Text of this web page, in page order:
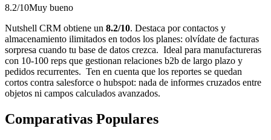
8.2/10Muy bueno
Nutshell CRM obtiene un 8.2/10. Destaca porcontactos y
almacenamiento ilimitados en todos los planes: olvídate de facturas
sorpresa cuando tu base de datos crezca. Ideal para manufactureras
con 10-100 reps que gestionan relaciones b2b de largo plazo y
pedidos recurrentes. Ten en cuenta que los reportes se quedan
cortos contra salesforce o hubspot: nada de informes cruzados entre
objetos ni campos calculados avanzados.
Comparativas Populares